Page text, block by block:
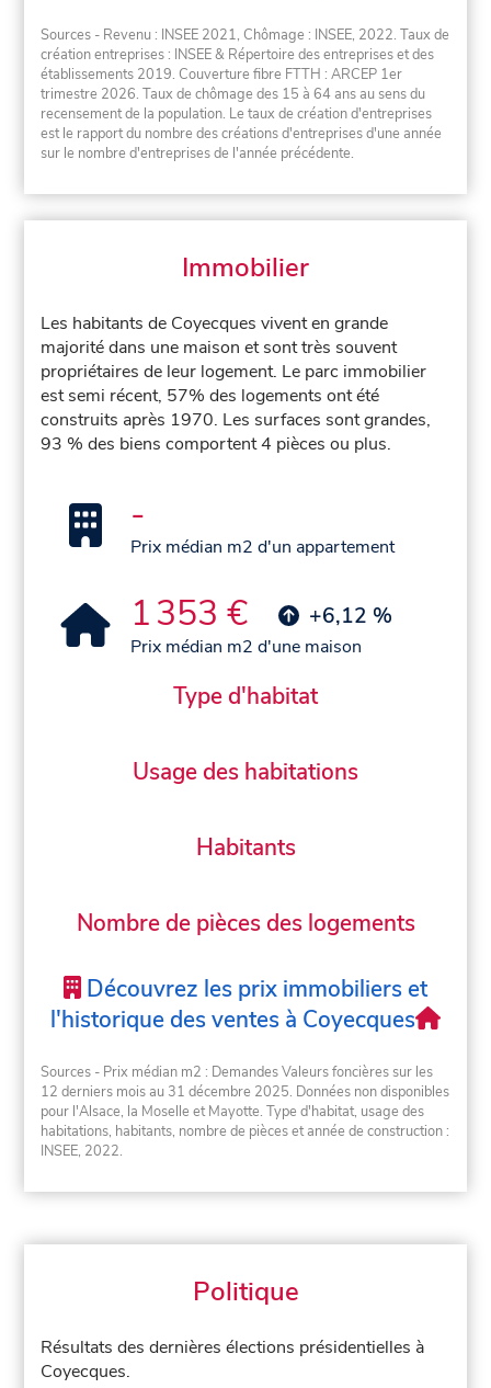
Sources - Revenu : INSEE 2021, Chômage : INSEE, 2022. Taux de
création entreprises : INSEE & Répertoire des entreprises et des
établissements 2019. Couverture fibre FTTH : ARCEP 1er
trimestre 2026. Taux de chômage des 15 à 64 ans au sens du
recensement de la population. Le taux de création d'entreprises
est le rapport du nombre des créations d'entreprises d'une année
sur le nombre d'entreprises de l'année précédente.
Immobilier
Les habitants de Coyecques vivent en grande
majorité dans une maison et sont très souvent
propriétaires de leur logement. Le parc immobilier
est semi récent, 57% des logements ont été
construits après 1970. Les surfaces sont grandes,
93 % des biens comportent 4 pièces ou plus.
-
Prix médian m2 d'un appartement
1 353 € +6,12 %
Prix médian m2 d'une maison
Type d'habitat
Usage des habitations
Habitants
Nombre de pièces des logements
Découvrez les prix immobiliers et
l'historique des ventes à Coyecques
Sources - Prix médian m2 : Demandes Valeurs foncières sur les
12 derniers mois au 31 décembre 2025. Données non disponibles
pour l'Alsace, la Moselle et Mayotte. Type d'habitat, usage des
habitations, habitants, nombre de pièces et année de construction :
INSEE, 2022.
Politique
Résultats des dernières élections présidentielles à
Coyecques.